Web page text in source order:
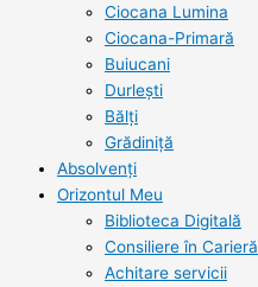
Ciocana Lumina
Ciocana-Primară
Buiucani
Durlești
Bălți
Grădiniță
Absolvenți
Orizontul Meu
Biblioteca Digitală
Consiliere în Carieră
Achitare servicii